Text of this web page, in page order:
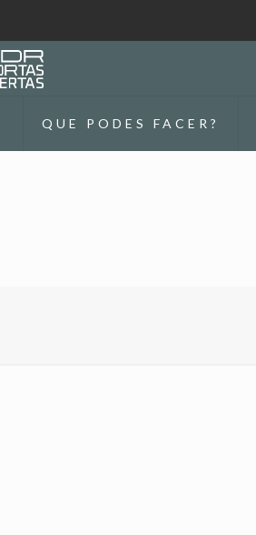
QUE PODES FACER?